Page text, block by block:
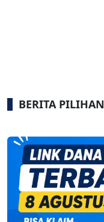
BERITA PILIHAN